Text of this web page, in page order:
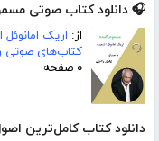
🎧 دانلود کتاب صوتی
از: اریک
کتاب‌های صوتی
۰ صفحه
دانلود کتاب کامل‌ترین